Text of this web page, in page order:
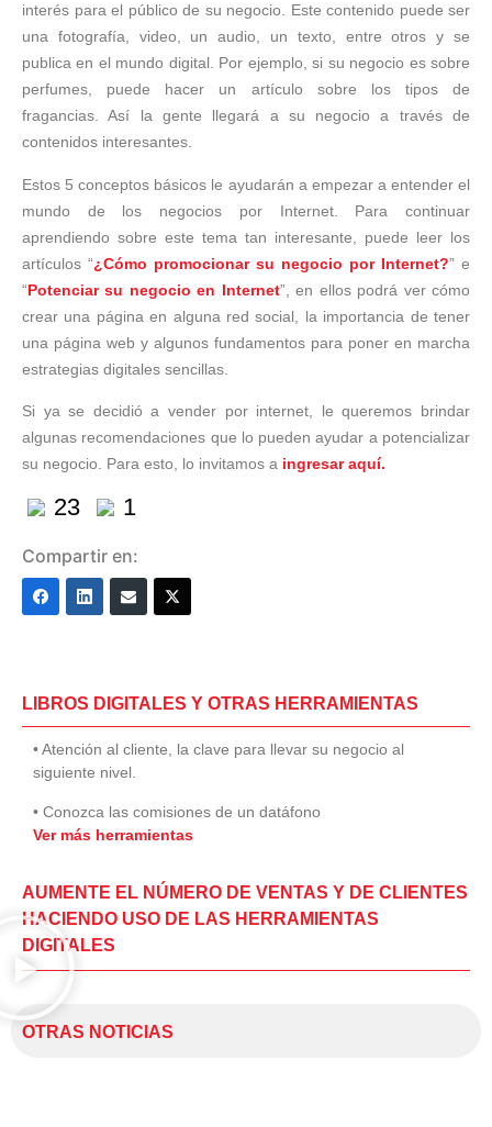
interés para el público de su negocio. Este contenido puede ser
una fotografía, video, un audio, un texto, entre otros y se
publica en el mundo digital. Por ejemplo, si su negocio es sobre
perfumes, puede hacer un artículo sobre los tipos de
fragancias. Así la gente llegará a su negocio a través de
contenidos interesantes.
Estos 5 conceptos básicos le ayudarán a empezar a entender el
mundo de los negocios por Internet. Para continuar
aprendiendo sobre este tema tan interesante, puede leer los
artículos “¿Cómo promocionar su negocio por Internet?” e
“Potenciar su negocio en Internet”, en ellos podrá ver cómo
crear una página en alguna red social, la importancia de tener
una página web y algunos fundamentos para poner en marcha
estrategias digitales sencillas.
Si ya se decidió a vender por internet, le queremos brindar
algunas recomendaciones que lo pueden ayudar a potencializar
su negocio. Para esto, lo invitamos a ingresar aquí.
23 1
Compartir en:
LIBROS DIGITALES Y OTRAS HERRAMIENTAS
• Atención al cliente, la clave para llevar su negocio al
siguiente nivel.
• Conozca las comisiones de un datáfono
Ver más herramientas
AUMENTE EL NÚMERO DE VENTAS Y DE CLIENTES
HACIENDO USO DE LAS HERRAMIENTAS
DIGITALES
OTRAS NOTICIAS